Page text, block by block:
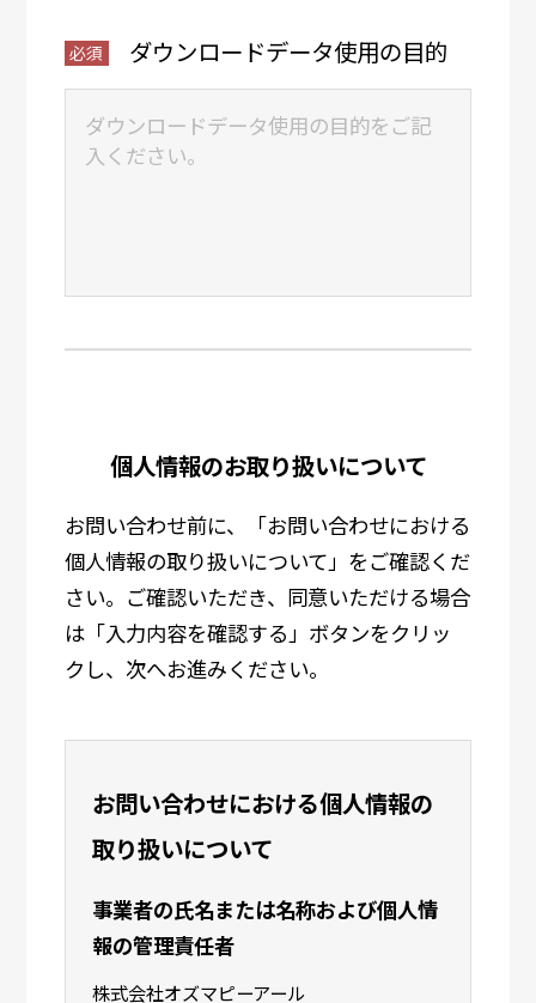
ダウンロードデータ使用の目的
個人情報のお取り扱いについて
お問い合わせ前に、「お問い合わせにおける
個人情報の取り扱いについて」をご確認くだ
さい。ご確認いただき、同意いただける場合
は「入力内容を確認する」ボタンをクリッ
クし、次へお進みください。
お問い合わせにおける個人情報の
取り扱いについて
事業者の氏名または名称および個人情
報の管理責任者
株式会社オズマピーアール